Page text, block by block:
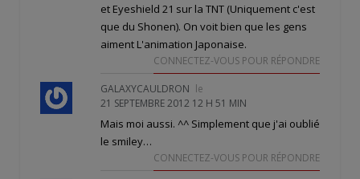
et Eyeshield 21 sur la TNT (Uniquement c'est
que du Shonen). On voit bien que les gens
aiment L'animation Japonaise.
CONNECTEZ-VOUS POUR RÉPONDRE
GALAXYCAULDRON le
21 SEPTEMBRE 2012 12 H 51 MIN
Mais moi aussi. ^^ Simplement que j'ai oublié
le smiley…
CONNECTEZ-VOUS POUR RÉPONDRE